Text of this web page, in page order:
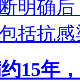
明确
括抗
15年